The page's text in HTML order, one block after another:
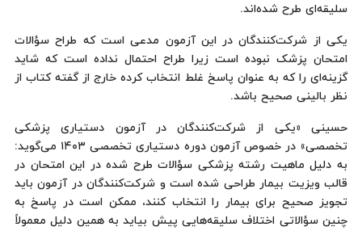
سلیقه‌ای طرح شده‌اند.
یکی از شرکت‌کنندگان در این آزمون مدعی است که طراح سؤالات
امتحان پزشک نبوده است زیرا طراح احتمال نداده است که شاید
گزینه‌ای را که به عنوان پاسخ غلط انتخاب کرده خارج از گفته کتاب از
نظر بالینی صحیح باشد.
حسینی «یکی از شرکت‌کنندگان در آزمون دستیاری پزشکی
تخصصی» در خصوص آزمون دوره دستیاری تخصصی ۱۴۰۳ می‌گوید:
به دلیل ماهیت رشته پزشکی سؤالات طرح شده در این امتحان در
قالب ویزیت بیمار طراحی شده است و شرکت‌کنندگان در آزمون باید
تجویز صحیح برای بیمار را انتخاب کنند، ممکن است در پاسخ به
چنین سؤالاتی اختلاف سلیقه‌هایی پیش بیاید به همین دلیل معمولاً